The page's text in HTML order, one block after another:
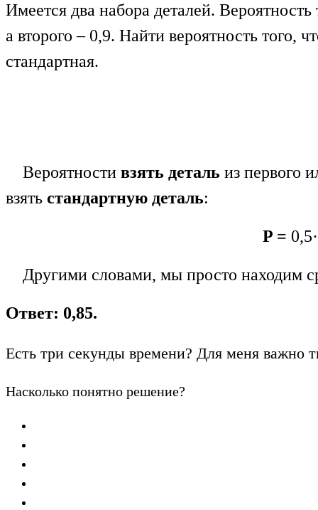
Имеется два набора деталей. Вероятность
а второго – 0,9. Найти вероятность того,
стандартная.
Вероятности взять деталь из первого
взять стандартную деталь:
P =
Другими словами, мы просто находим
Ответ: 0,85.
Есть три секунды времени? Для меня важно
Насколько понятно решение?